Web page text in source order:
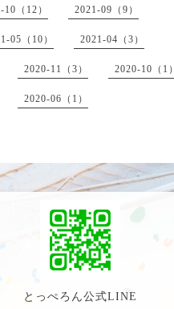
10（12） 2021-09（9）
05（10） 2021-04（3）
2020-11（3） 2020-10（1）
2020-06（1）
とっぺろん公式LINE